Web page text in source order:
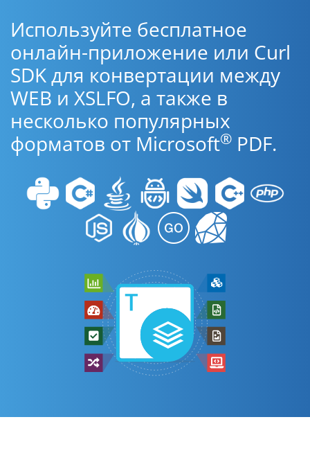
Используйте бесплатное
онлайн-приложение или Curl
SDK для конвертации между
WEB и XSLFO, а также в
несколько популярных
форматов от Microsoft® PDF.